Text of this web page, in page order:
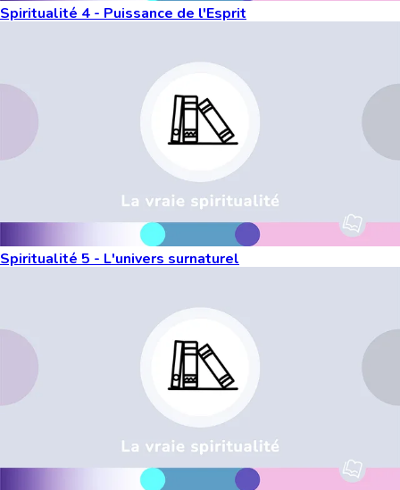
Spiritualité 4 - Puissance de l'Esprit
Spiritualité 5 - L'univers surnaturel